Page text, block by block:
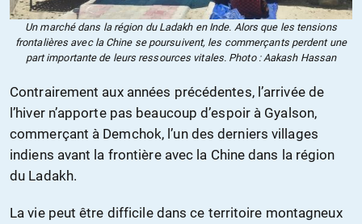
Un marché dans la région du Ladakh en Inde. Alors que les tensions
frontalières avec la Chine se poursuivent, les commerçants perdent une
part importante de leurs ressources vitales. Photo : Aakash Hassan
Contrairement aux années précédentes, l’arrivée de
l’hiver n’apporte pas beaucoup d’espoir à Gyalson,
commerçant à Demchok, l’un des derniers villages
indiens avant la frontière avec la Chine dans la région
du Ladakh.
La vie peut être difficile dans ce territoire montagneux